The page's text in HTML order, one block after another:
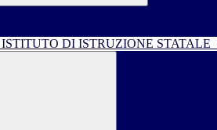
ISTITUTO DI ISTRUZIONE STATALE